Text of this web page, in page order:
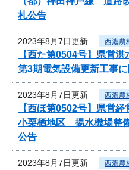
札公告
2023年8月7日更新 西濃農
【西た第0504号】県営
第3期電気設備更新工事
2023年8月7日更新 西濃農
【西ほ第0502号】県営
小栗栖地区 揚水機場整
公告
2023年8月7日更新 西濃農